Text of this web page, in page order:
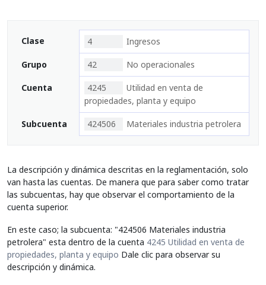
Clase 4 Ingresos
Grupo 42 No operacionales
Cuenta 4245
Utilidad en venta de
propiedades, planta y equipo
Subcuenta 424506 Materiales industria petrolera
La descripción y dinámica descritas en la reglamentación, solo
van hasta las cuentas. De manera que para saber como tratar
las subcuentas, hay que observar el comportamiento de la
cuenta superior.
En este caso; la subcuenta: "424506 Materiales industria
petrolera" esta dentro de la cuenta 4245 Utilidad en venta de
propiedades, planta y equipo Dale clic para observar su
descripción y dinámica.